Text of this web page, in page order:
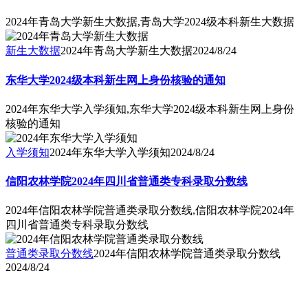
2024年青岛大学新生大数据,青岛大学2024级本科新生大数据
新生大数据2024年青岛大学新生大数据2024/8/24
东华大学2024级本科新生网上身份核验的通知
2024年东华大学入学须知,东华大学2024级本科新生网上身份
核验的通知
入学须知2024年东华大学入学须知2024/8/24
信阳农林学院2024年四川省普通类专科录取分数线
2024年信阳农林学院普通类录取分数线,信阳农林学院2024年
四川省普通类专科录取分数线
普通类录取分数线2024年信阳农林学院普通类录取分数线
2024/8/24